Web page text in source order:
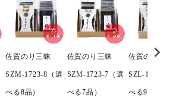
佐賀のり三昧
SZM-1723-8（選
べる8品）
佐賀のり三昧
SZM-1723-7（選
べる7品）
佐賀のり三昧
SZL-1724-9（
べる9品）